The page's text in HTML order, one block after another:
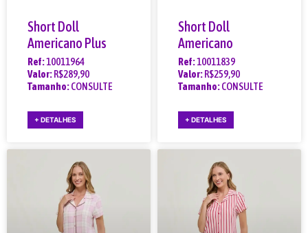
Short Doll
Americano Plus
Ref:10011964
Valor:R$289,90
Tamanho:CONSULTE
+ DETALHES
Short Doll
Americano
Ref:10011839
Valor:R$259,90
Tamanho:CONSULTE
+ DETALHES